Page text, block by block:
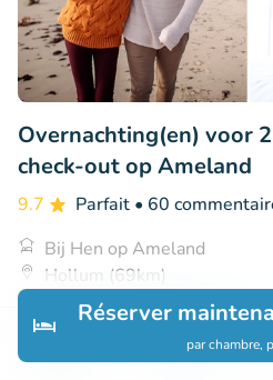
Rechercher
Réserver
par chambre,
Overnachting(en) voor
check-out op Ameland
9.7 Parfait • 60
Bij Hen op Ameland
Hollum (69km)
Vendu : 26